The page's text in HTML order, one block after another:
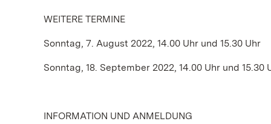
WEITERE TERMINE
Sonntag, 7. August 2022, 14.00 Uhr und 15.30 Uhr
Sonntag, 18. September 2022, 14.00 Uhr und 15.30
INFORMATION UND ANMELDUNG